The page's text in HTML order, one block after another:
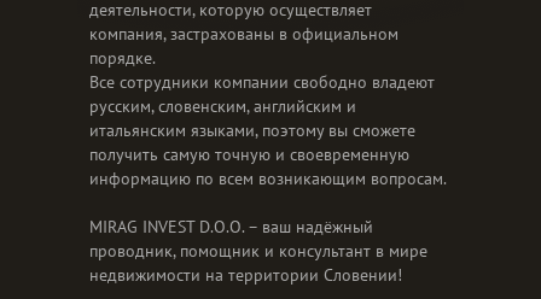
деятельности, которую осуществляет
компания, застрахованы в официальном
порядке.
Все сотрудники компании свободно владеют
русским, словенским, английским и
итальянским языками, поэтому вы сможете
получить самую точную и своевременную
информацию по всем возникающим вопросам.
MIRAG INVEST D.O.O. – ваш надёжный
проводник, помощник и консультант в мире
недвижимости на территории Словении!